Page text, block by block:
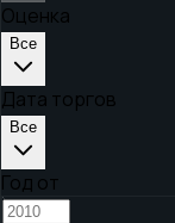
Оценка
Все
Дата торгов
Все
Год от